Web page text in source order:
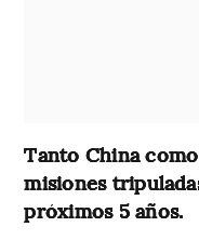
Tanto China
misiones
próximos 5 años.